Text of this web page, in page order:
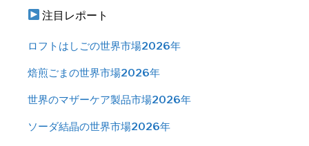
注目レポート
ロフトはしごの世界市場2026年
焙煎ごまの世界市場2026年
世界のマザーケア製品市場2026年
ソーダ結晶の世界市場2026年